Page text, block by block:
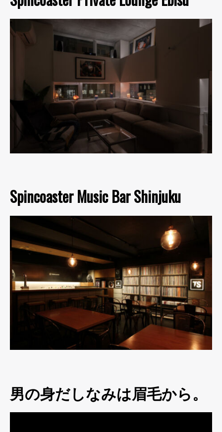
Spincoaster Music Bar Shinjuku
男の身だしなみは眉毛から。